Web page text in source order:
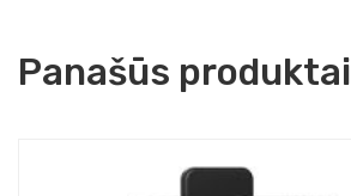
Panašūs produktai